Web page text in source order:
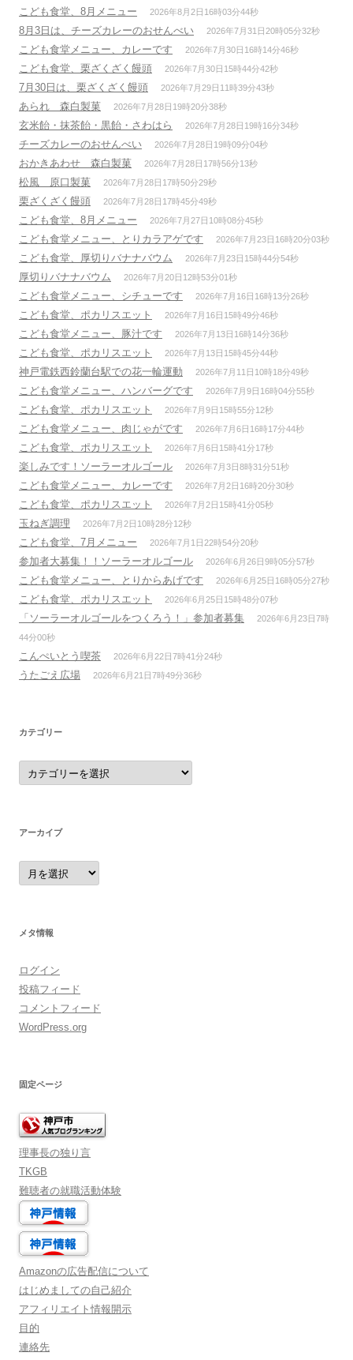
こども食堂、8月メニュー 2026年8月2日16時03分44秒
8月3日は、チーズカレーのおせんべい 2026年7月31日20時05分32秒
こども食堂メニュー、カレーです 2026年7月30日16時14分46秒
こども食堂、栗ざくざく饅頭 2026年7月30日15時44分42秒
7月30日は、栗ざくざく饅頭 2026年7月29日11時39分43秒
あられ 森白製菓 2026年7月28日19時20分38秒
玄米飴・抹茶飴・黒飴・さわはら 2026年7月28日19時16分34秒
チーズカレーのおせんべい 2026年7月28日19時09分04秒
おかきあわせ 森白製菓 2026年7月28日17時56分13秒
松風 原口製菓 2026年7月28日17時50分29秒
栗ざくざく饅頭 2026年7月28日17時45分49秒
こども食堂、8月メニュー 2026年7月27日10時08分45秒
こども食堂メニュー、とりカラアゲです 2026年7月23日16時20分03秒
こども食堂、厚切りバナナバウム 2026年7月23日15時44分54秒
厚切りバナナバウム 2026年7月20日12時53分01秒
こども食堂メニュー、シチューです 2026年7月16日16時13分26秒
こども食堂、ポカリスエット 2026年7月16日15時49分46秒
こども食堂メニュー、豚汁です 2026年7月13日16時14分36秒
こども食堂、ポカリスエット 2026年7月13日15時45分44秒
神戸電鉄西鈴蘭台駅での花一輪運動 2026年7月11日10時18分49秒
こども食堂メニュー、ハンバーグです 2026年7月9日16時04分55秒
こども食堂、ポカリスエット 2026年7月9日15時55分12秒
こども食堂メニュー、肉じゃがです 2026年7月6日16時17分44秒
こども食堂、ポカリスエット 2026年7月6日15時41分17秒
楽しみです！ソーラーオルゴール 2026年7月3日8時31分51秒
こども食堂メニュー、カレーです 2026年7月2日16時20分30秒
こども食堂、ポカリスエット 2026年7月2日15時41分05秒
玉ねぎ調理 2026年7月2日10時28分12秒
こども食堂、7月メニュー 2026年7月1日22時54分20秒
参加者大募集！！ソーラーオルゴール 2026年6月26日9時05分57秒
こども食堂メニュー、とりからあげです 2026年6月25日16時05分27秒
こども食堂、ポカリスエット 2026年6月25日15時48分07秒
「ソーラーオルゴールをつくろう！」参加者募集
2026年6月23日7時
44分00秒
こんぺいとう喫茶 2026年6月22日7時41分24秒
うたごえ広場 2026年6月21日7時49分36秒
カテゴリー
カ
テ
ゴ
アーカイブ
ア
ー
カ
メタ情報
ログイン
投稿フィード
コメントフィード
WordPress.org
固定ページ
理事長の独り言
TKGB
難聴者の就職活動体験
Amazonの広告配信について
はじめましての自己紹介
アフィリエイト情報開示
目的
連絡先